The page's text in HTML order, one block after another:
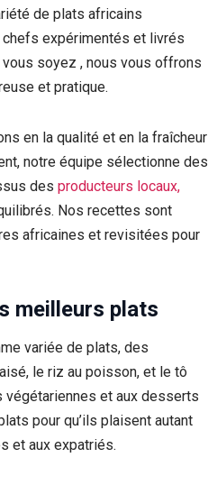
de plats africains
expérimentés et livrés
soyez , nous vous offrons
et pratique.
en la qualité et en la fraîcheur
notre équipe sélectionne des
des producteurs locaux,
Nos recettes sont
africaines et revisitées pour
meilleurs plats
variée de plats, des
le riz au poisson, et le tô
végétariennes et aux desserts
pour qu’ils plaisent autant
et aux expatriés.